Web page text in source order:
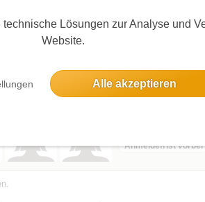
Lösungen zur Analyse und
Website.
Alle akzeptieren
bekannte und unbekannte Frauen lebten und
14195 Berlin, Deutschland
Anmeldefrist vorbei